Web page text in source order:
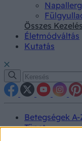
Összes Kezelés
Életmódváltás
Kutatás
Betegségek A-
Tünet